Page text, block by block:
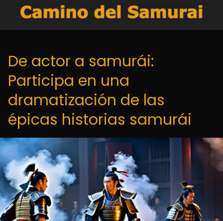
De actor a samurái:
Participa en una
dramatización de las
épicas historias samurái